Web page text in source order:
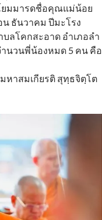
มมารดชื่อคุณแม่น้อย
น ธันวาคม ปีมะโรง
ลโคกสะอาด อำเภอลำ
ำนวนพี่น้องหมด 5 คน คือ
หาสมเกียรติ สุทฺธจิตฺโต